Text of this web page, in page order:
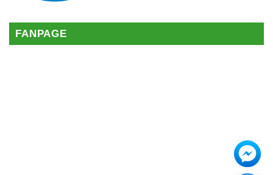
FANPAGE